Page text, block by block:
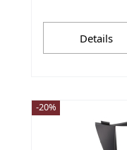
Details
-20%